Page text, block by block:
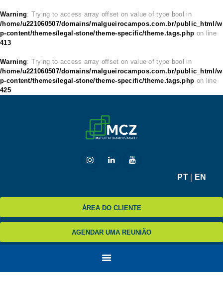
Warning: Trying to access array offset on value of type bool in
/home/u221060507/domains/malgueirocampos.com.br/public_html/w
p-content/themes/legal-stone/theme-specific/theme.tags.php on line
413
Warning: Trying to access array offset on value of type bool in
/home/u221060507/domains/malgueirocampos.com.br/public_html/w
p-content/themes/legal-stone/theme-specific/theme.tags.php on line
425
PT| EN
ÁREA DO CLIENTE
AGENDAR UMA REUNIÃO
HOME
MCZ
EXPERTISE